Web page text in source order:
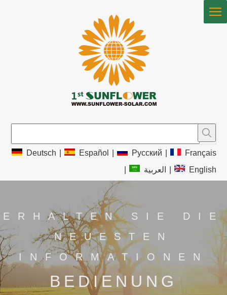
Deutsch Español Pусский
Français
العربية English
ERHALTEN SIE DIE
NEUESTEN
INFORMATIONEN
BEDIENUNG